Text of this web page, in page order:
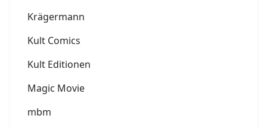
Krägermann
Kult Comics
Kult Editionen
Magic Movie
mbm